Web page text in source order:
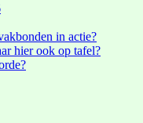
in actie?
hier ook op tafel?